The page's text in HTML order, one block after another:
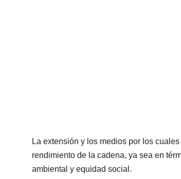
La extensión y los medios por los
rendimiento de la cadena, ya sea en
ambiental y equidad social.